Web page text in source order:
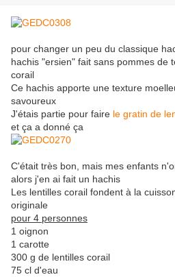
pour changer un peu du classique
hachis "ersien" fait sans pommes de
corail
Ce hachis apporte une texture
savoureux
J'étais partie pour faire le gratin de
et ça a donné ça
C'était très bon, mais mes enfants
alors j'en ai fait un hachis
Les lentilles corail fondent à la
originale
pour 4 personnes
1 oignon
1 carotte
300 g de lentilles corail
75 cl d'eau